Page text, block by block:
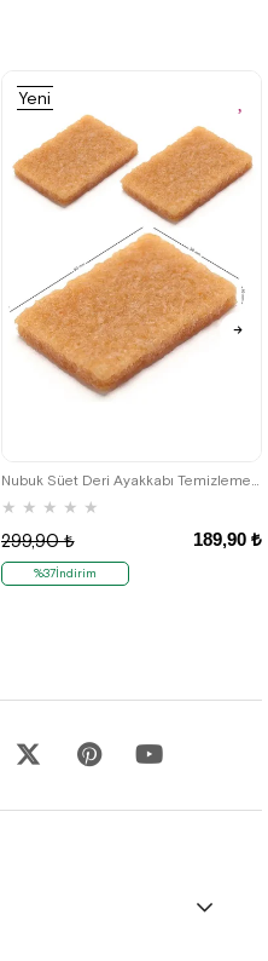
★ ★ ★ ★ ★
189,90 ₺
299,90 ₺
%37İndirim
Yeni